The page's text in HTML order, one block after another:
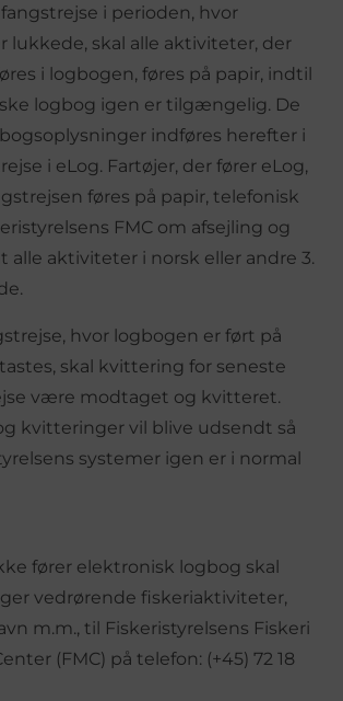
i perioden, hvor
lukkede, skal alle aktiviteter, der
i logbogen, føres på papir, indtil
logbog igen er tilgængelig. De
indføres herefter i
i eLog. Fartøjer, der fører eLog,
føres på papir, telefonisk
FMC om afsejling og
alle aktiviteter i norsk eller andre 3.
hvor logbogen er ført på
skal kvittering for seneste
være modtaget og kvitteret.
kvitteringer vil blive udsendt så
systemer igen er i normal
fører elektronisk logbog skal
vedrørende fiskeriaktiviteter,
m.m., til Fiskeristyrelsens Fiskeri
(FMC) på telefon: (+45) 72 18